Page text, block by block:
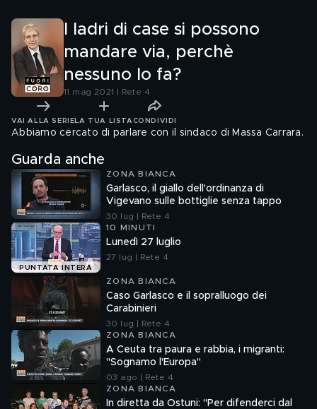
I ladri di case si possono
mandare via, perchè
nessuno lo fa?
11 mag 2021 | Rete 4
VAI ALLA SERIE LA TUA LISTA CONDIVIDI
Abbiamo cercato di parlare con il sindaco di Massa Carrara.
Guarda anche
ZONA BIANCA
Garlasco, il giallo dell'ordinanza di
Vigevano sulle bottiglie senza tappo
30 lug | Rete 4
PUNTATA INTERA
10 MINUTI
Lunedì 27 luglio
27 lug | Rete 4
ZONA BIANCA
Caso Garlasco e il sopralluogo dei
Carabinieri
30 lug | Rete 4
ZONA BIANCA
A Ceuta tra paura e rabbia, i migranti:
"Sognamo l'Europa"
03 ago | Rete 4
ZONA BIANCA
In diretta da Ostuni: "Per difenderci dal